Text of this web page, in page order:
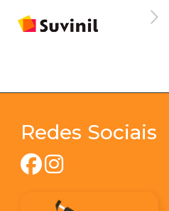
Redes Sociais